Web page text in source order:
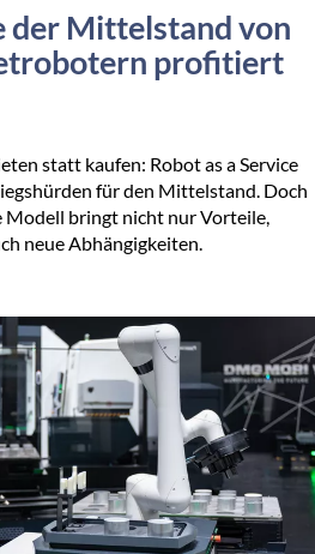
der Mittelstand von
profitiert
statt kaufen: Robot as a Service
für den Mittelstand. Doch
Modell bringt nicht nur Vorteile,
neue Abhängigkeiten.